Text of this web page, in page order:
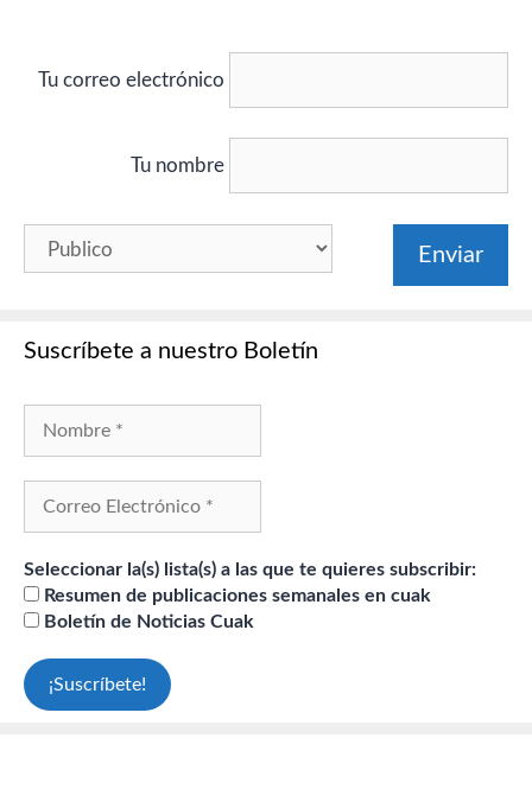
Tu correo electrónico
Tu nombre
Suscríbete a nuestro Boletín
Seleccionar la(s) lista(s) a las que te quieres subscribir:
Resumen de publicaciones semanales en cuak
Boletín de Noticias Cuak